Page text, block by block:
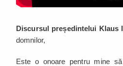
Discursul președintelui Klaus
domnilor,
Este o onoare pentru mine